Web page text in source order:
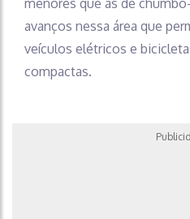
menores que as de
avanços nessa área que
veículos elétricos e
compactas.